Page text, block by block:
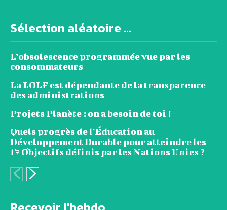
Sélection aléatoire ...
L’obsolescence programmée vue par les
consommateurs
La LOLF est dépendante de la transparence
des administrations
Projets Planète : on a besoin de toi !
Quels progrès de l’Éducation au
Développement Durable pour atteindre les
17 Objectifs définis par les Nations Unies ?